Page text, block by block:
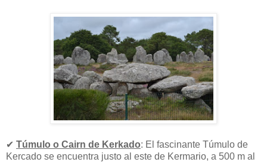
✔ Túmulo o Cairn de Kerkado: El fascinante Túmulo de
Kercado se encuentra justo al este de Kermario, a 500 m al